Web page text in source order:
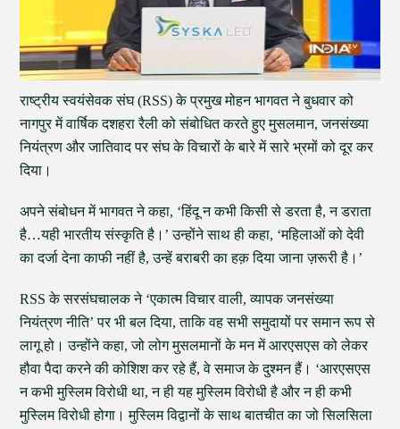
राष्ट्रीय स्वयंसेवक संघ (RSS) के प्रमुख मोहन भागवत ने बुधवार को
नागपुर में वार्षिक दशहरा रैली को संबोधित करते हुए मुसलमान, जनसंख्या
नियंत्रण और जातिवाद पर संघ के विचारों के बारे में सारे भ्रमों को दूर कर
दिया।
अपने संबोधन में भागवत ने कहा, ‘हिंदू न कभी किसी से डरता है, न डराता
है…यही भारतीय संस्कृति है।’ उन्होंने साथ ही कहा, ‘महिलाओं को देवी
का दर्जा देना काफी नहीं है, उन्हें बराबरी का हक़ दिया जाना ज़रूरी है।’
RSS के सरसंघचालक ने ‘एकात्म विचार वाली, व्यापक जनसंख्या
नियंत्रण नीति’ पर भी बल दिया, ताकि वह सभी समुदायों पर समान रूप से
लागू हो। उन्होंने कहा, जो लोग मुसलमानों के मन में आरएसएस को लेकर
हौवा पैदा करने की कोशिश कर रहे हैं, वे समाज के दुश्मन हैं। ‘आरएसएस
न कभी मुस्लिम विरोधी था, न ही यह मुस्लिम विरोधी है और न ही कभी
मुस्लिम विरोधी होगा। मुस्लिम विद्वानों के साथ बातचीत का जो सिलसिला